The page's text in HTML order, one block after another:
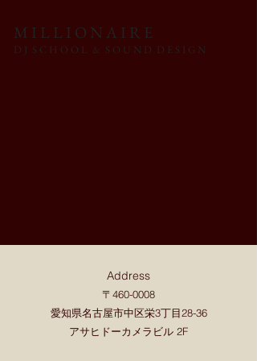
M I L L I O N A I R E
D J S C H O O L & S O U N D D E S I G N
Address
〒460-0008
愛知県名古屋市中区栄3丁目28-36
アサヒドーカメラビル 2F